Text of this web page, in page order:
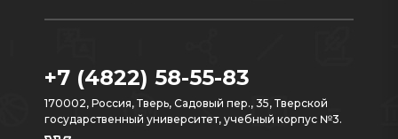
+7 (4822) 58-55-83
170002, Россия, Тверь, Садовый пер., 35, Тверской
государственный университет, учебный корпус №3.